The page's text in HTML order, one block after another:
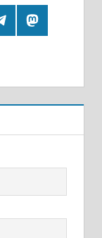
Mastodon